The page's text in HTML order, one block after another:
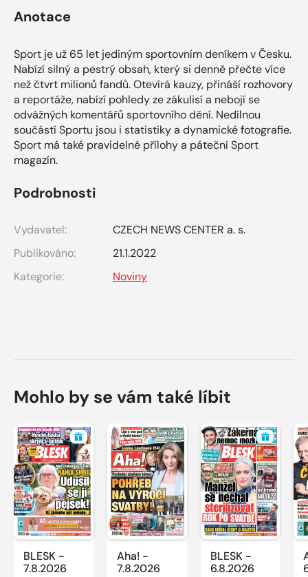
Anotace
Sport je už 65 let jediným sportovním deníkem v Česku.
Nabízí silný a pestrý obsah, který si denně přečte více
než čtvrt milionů fandů. Otevírá kauzy, přináší rozhovory
a reportáže, nabízí pohledy ze zákulisí a nebojí se
odvážných komentářů sportovního dění. Nedílnou
součástí Sportu jsou i statistiky a dynamické fotografie.
Sport má také pravidelné přílohy a páteční Sport
magazín.
Podrobnosti
Vydavatel:
CZECH NEWS CENTER a. s.
Publikováno:
21.1.2022
Kategorie:
Noviny
Mohlo by se vám také líbit
BLESK -
7.8.2026
Aha! -
7.8.2026
BLESK -
6.8.2026